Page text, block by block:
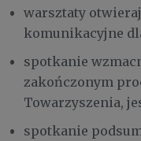
warsztaty
komunikacyjne
spotkanie
zakończonym
Towarzyszenia,
spotkanie